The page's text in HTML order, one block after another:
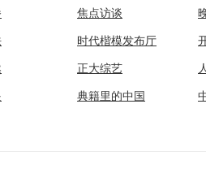
焦点访谈
时代楷模发布厅
正大综艺
典籍里的中国